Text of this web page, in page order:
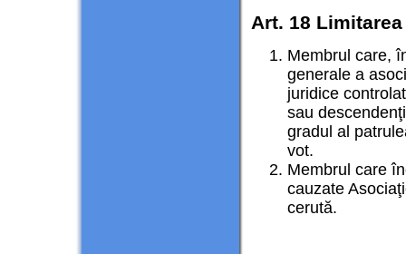
Art. 18
Membrul care,
generale a
juridice
sau
gradul al
vot.
Membrul care
cauzate
cerută.